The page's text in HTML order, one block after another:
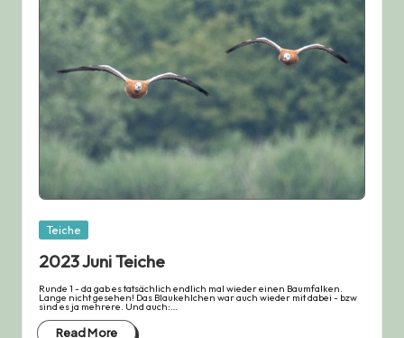
Posted
in Teiche
2023 Juni Teiche
Runde 1 - da gab es tatsächlich endlich mal wieder einen Baumfalken.
Lange nicht gesehen! Das Blaukehlchen war auch wieder mit dabei - bzw
sind es ja mehrere. Und auch:…
Read More